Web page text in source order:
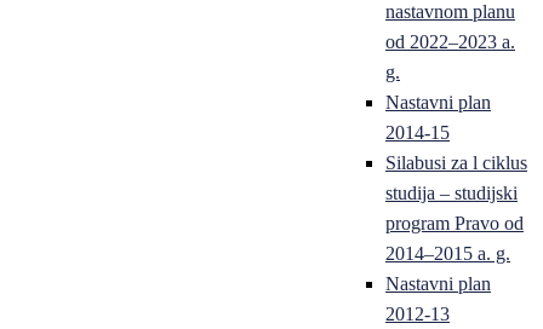
nastavnom planu
od 2022–2023 a.
g.
Nastavni plan
2014-15
Silabusi za l ciklus
studija – studijski
program Pravo od
2014–2015 a. g.
Nastavni plan
2012-13